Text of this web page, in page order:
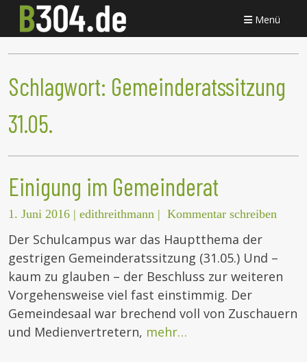
Menü
Schlagwort: Gemeinderatssitzung
31.05.
Einigung im Gemeinderat
1. Juni 2016 | edithreithmann | Kommentar schreiben
Der Schulcampus war das Hauptthema der
gestrigen Gemeinderatssitzung (31.05.) Und –
kaum zu glauben – der Beschluss zur weiteren
Vorgehensweise viel fast einstimmig. Der
Gemeindesaal war brechend voll von Zuschauern
und Medienvertretern, mehr…